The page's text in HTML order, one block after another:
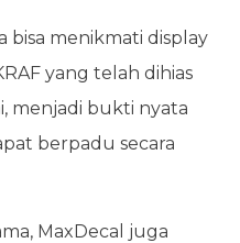
menikmati display
yang telah dihias
menjadi bukti nyata
berpadu secara
MaxDecal juga